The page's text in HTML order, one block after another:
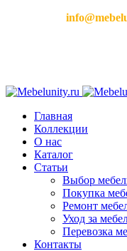
Главная
Коллекции
О нас
Каталог
Статьи
Выбор
Покупка
Ремонт
Уход за
Перевозка
Контакты